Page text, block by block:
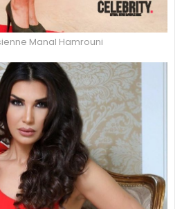
Manal Hamrouni